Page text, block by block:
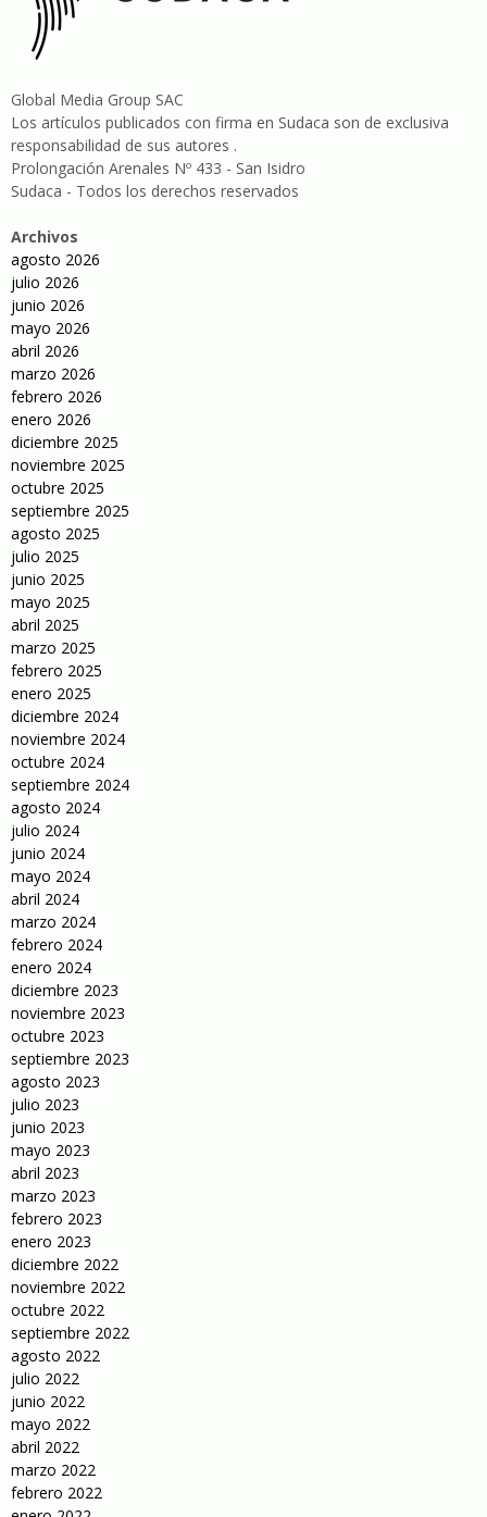
Global Media Group SAC
Los artículos publicados con firma en Sudaca son de exclusiva
responsabilidad de sus autores .
Prolongación Arenales Nº 433 - San Isidro
Sudaca - Todos los derechos reservados
Archivos
agosto 2026
julio 2026
junio 2026
mayo 2026
abril 2026
marzo 2026
febrero 2026
enero 2026
diciembre 2025
noviembre 2025
octubre 2025
septiembre 2025
agosto 2025
julio 2025
junio 2025
mayo 2025
abril 2025
marzo 2025
febrero 2025
enero 2025
diciembre 2024
noviembre 2024
octubre 2024
septiembre 2024
agosto 2024
julio 2024
junio 2024
mayo 2024
abril 2024
marzo 2024
febrero 2024
enero 2024
diciembre 2023
noviembre 2023
octubre 2023
septiembre 2023
agosto 2023
julio 2023
junio 2023
mayo 2023
abril 2023
marzo 2023
febrero 2023
enero 2023
diciembre 2022
noviembre 2022
octubre 2022
septiembre 2022
agosto 2022
julio 2022
junio 2022
mayo 2022
abril 2022
marzo 2022
febrero 2022